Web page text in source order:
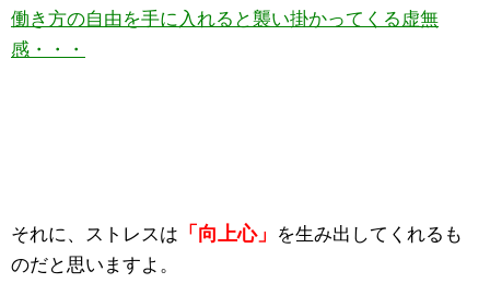
働き方の自由を手に入れると襲い掛かってくる虚無
感・・・
それに、ストレスは 「向上心」
を生み出してくれるも
のだと思いますよ。